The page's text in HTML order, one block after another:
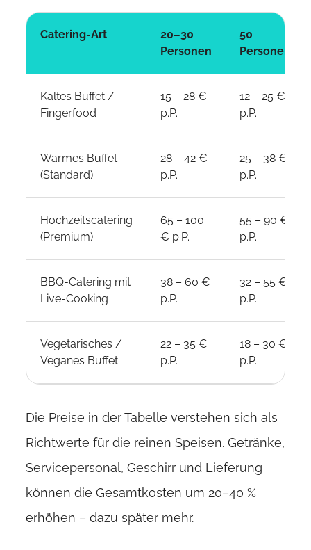
Catering-Art
20–30
Personen
50
Personen
Kaltes Buffet /
Fingerfood
15 – 28 €
p.P.
12 – 25 €
p.P.
Warmes Buffet
(Standard)
28 – 42 €
p.P.
25 – 38 €
p.P.
Hochzeitscatering
(Premium)
65 – 100
€ p.P.
55 – 90 €
p.P.
BBQ-Catering mit
Live-Cooking
38 – 60 €
p.P.
32 – 55 €
p.P.
Vegetarisches /
Veganes Buffet
22 – 35 €
p.P.
18 – 30 €
p.P.
Die Preise in der Tabelle verstehen sich als
Richtwerte für die reinen Speisen. Getränke,
Servicepersonal, Geschirr und Lieferung
können die Gesamtkosten um 20–40 %
erhöhen – dazu später mehr.